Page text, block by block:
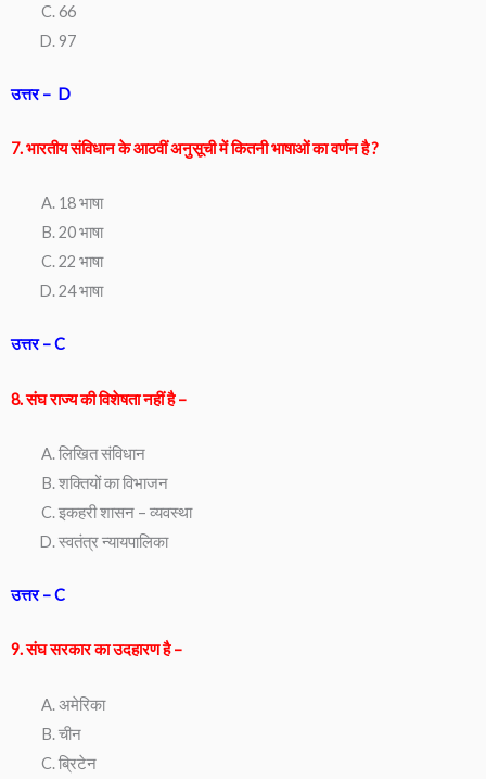
66
97
उत्तर – D
7. भारतीय संविधान के आठवीं अनुसूची में कितनी भाषाओं का वर्णन है ?
18 भाषा
20 भाषा
22 भाषा
24 भाषा
उत्तर – C
8. संघ राज्य की विशेषता नहीं है –
लिखित संविधान
शक्तियों का विभाजन
इकहरी शासन – व्यवस्था
स्वतंत्र न्यायपालिका
उत्तर – C
9. संघ सरकार का उदहारण है –
अमेरिका
चीन
ब्रिटेन